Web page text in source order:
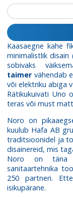
Rätikukuivati
Uno
Black
kogus
Kaasaegne kahe
minimalistlik
sobivaks
taimervähendab
või elektriku abiga
Rätikukuivati Uno
teras või must matt
Noro on
kuulub Hafa AB
traditsioonidel ja
disainereid, mis
Noro on täna
sanitaartehnika
250 partneri.
isikupärane.